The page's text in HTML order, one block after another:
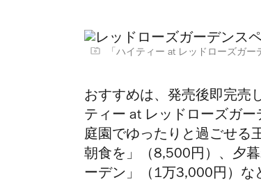
「ハイティー at レッドローズガ
おすすめは、発売後即完売
ティー at レッドローズガー
庭園でゆったりと過ごせる
朝食を」（8,500円）、夕
ーデン」（ 1万3,000円）な